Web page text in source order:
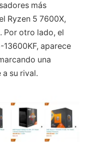
más
Ryzen 5 7600X,
Por otro lado, el
aparece
una
su rival.